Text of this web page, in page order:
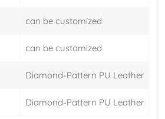
can be customized
can be customized
Diamond-Pattern PU Leather
Diamond-Pattern PU Leather